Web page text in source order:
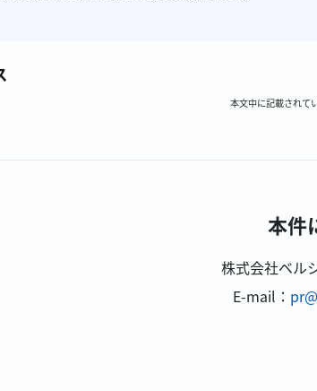
本文中に記載されて
本件
株式会社ベル
E-mail：